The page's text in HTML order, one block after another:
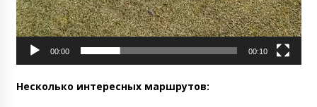
00:00 00:10
Несколько интересных маршрутов: